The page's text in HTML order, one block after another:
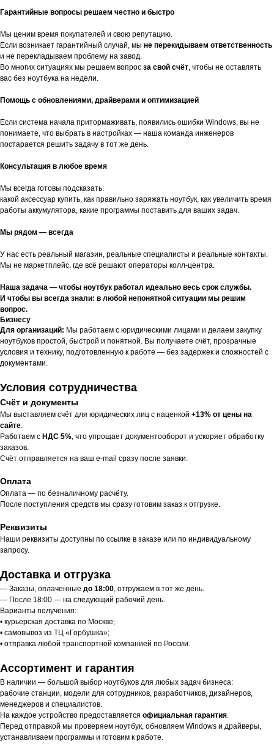
Гарантийные вопросы решаем честно и быстро
Мы ценим время покупателей и свою репутацию.
Если возникает гарантийный случай, мы не перекидываем ответственность
и не перекладываем проблему на завод.
Во многих ситуациях мы решаем вопрос за свой счёт, чтобы не оставлять
вас без ноутбука на недели.
Помощь с обновлениями, драйверами и оптимизацией
Если система начала притормаживать, появились ошибки Windows, вы не
понимаете, что выбрать в настройках — наша команда инженеров
постарается решить задачу в тот же день.
Консультация в любое время
Мы всегда готовы подсказать:
какой аксессуар купить, как правильно заряжать ноутбук, как увеличить время
работы аккумулятора, какие программы поставить для ваших задач.
Мы рядом — всегда
У нас есть реальный магазин, реальные специалисты и реальные контакты.
Мы не маркетплейс, где всё решают операторы колл-центра.
Наша задача — чтобы ноутбук работал идеально весь срок службы.
И чтобы вы всегда знали: в любой непонятной ситуации мы решим
вопрос.
Бизнесу
Для организаций: Мы работаем с юридическими лицами и делаем закупку
ноутбуков простой, быстрой и понятной. Вы получаете счёт, прозрачные
условия и технику, подготовленную к работе — без задержек и сложностей с
документами.
Условия сотрудничества
Счёт и документы
Мы выставляем счёт для юридических лиц с наценкой +13% от цены на
сайте.
Работаем с НДС 5%, что упрощает документооборот и ускоряет обработку
заказов.
Счёт отправляется на ваш e-mail сразу после заявки.
Оплата
Оплата — по безналичному расчёту.
После поступления средств мы сразу готовим заказ к отгрузке.
Реквизиты
Наши реквизиты доступны по ссылке в заказе или по индивидуальному
запросу.
Доставка и отгрузка
— Заказы, оплаченные до 18:00, отгружаем в тот же день.
— После 18:00 — на следующий рабочий день.
Варианты получения:
• курьерская доставка по Москве;
• самовывоз из ТЦ «Горбушка»;
• отправка любой транспортной компанией по России.
Ассортимент и гарантия
В наличии — большой выбор ноутбуков для любых задач бизнеса:
рабочие станции, модели для сотрудников, разработчиков, дизайнеров,
менеджеров и специалистов.
На каждое устройство предоставляется официальная гарантия.
Перед отправкой мы проверяем ноутбук, обновляем Windows и драйверы,
устанавливаем программы и готовим к работе.